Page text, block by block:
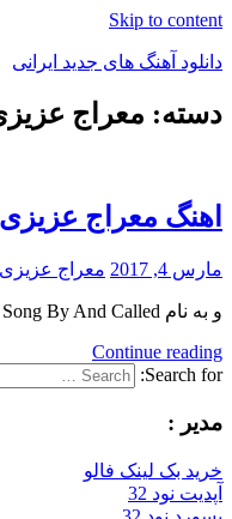
Skip to content
دانلود آهنگ های جدید ایرانی
دانلود
دسته: معراج عزیزی
اهنگ معراج عزیزی
مارس 4, 2017 معراج عزیزی
و به نام Download New Song By And Called نوشته اولین بار در پدیدار شد.
Continue reading
Search for:
مدیر :
خرید بک لینک فالو
آپدیت نود 32